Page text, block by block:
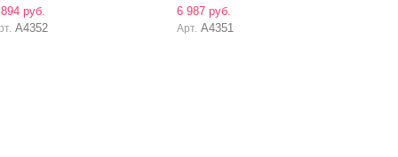
руб.
А4352
6 987 руб.
Арт. А4351